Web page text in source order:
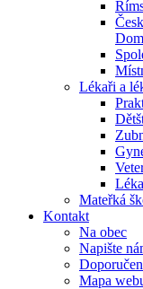
Lékaři a
Mateřká
Kontakt
Na obec
Napište
Mapa